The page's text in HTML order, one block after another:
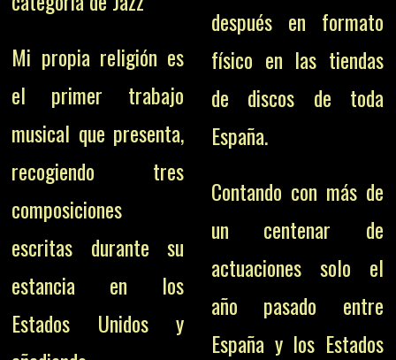
Mi propia religión es
el primer trabajo
musical que presenta,
recogiendo tres
composiciones
escritas durante su
estancia en los
Estados Unidos y
después en formato
físico en las tiendas
de discos de toda
España.
Contando con más de
un centenar de
actuaciones solo el
año pasado entre
España y los Estados